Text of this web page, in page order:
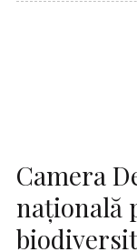
Camera
naţională